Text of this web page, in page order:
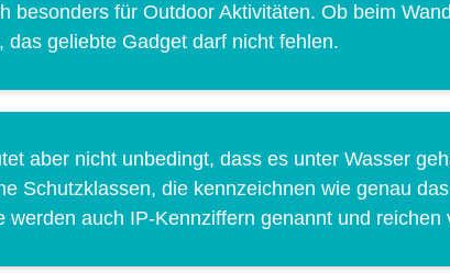
besonders für Outdoor Aktivitäten. Ob beim
das geliebte Gadget darf nicht fehlen.
aber nicht unbedingt, dass es unter Wasser
Schutzklassen, die kennzeichnen wie genau
werden auch IP-Kennziffern genannt und reichen